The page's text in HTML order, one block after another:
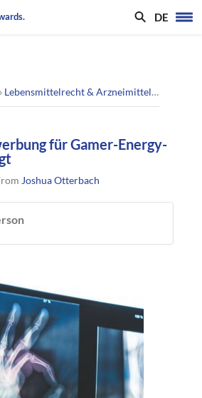
DE
› Lebensmittelrecht & Arzneimittelrecht
für Gamer-Energy-
Joshua Otterbach